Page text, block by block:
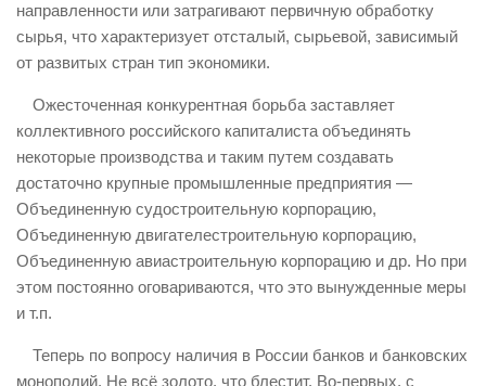
направленности или затрагивают первичную обработку
сырья, что характеризует отсталый, сырьевой, зависимый
от развитых стран тип экономики.
Ожесточенная конкурентная борьба заставляет
коллективного российского капиталиста объединять
некоторые производства и таким путем создавать
достаточно крупные промышленные предприятия —
Объединенную судостроительную корпорацию,
Объединенную двигателестроительную корпорацию,
Объединенную авиастроительную корпорацию и др. Но при
этом постоянно оговариваются, что это вынужденные меры
и т.п.
Теперь по вопросу наличия в России банков и банковских
монополий. Не всё золото, что блестит. Во-первых, с